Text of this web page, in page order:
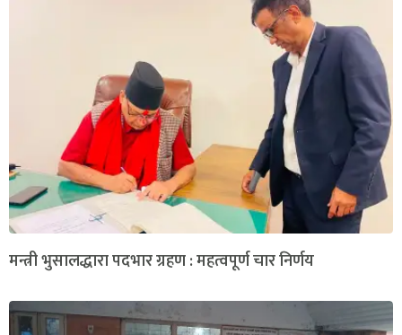
मन्त्री भुसालद्धारा पदभार ग्रहण : महत्वपूर्ण चार निर्णय